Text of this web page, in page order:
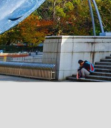
する。でも…」本田圭佑が初め
#玉木雄一郎
#